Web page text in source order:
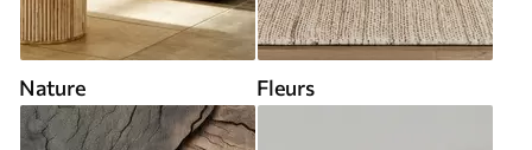
Nature Fleurs